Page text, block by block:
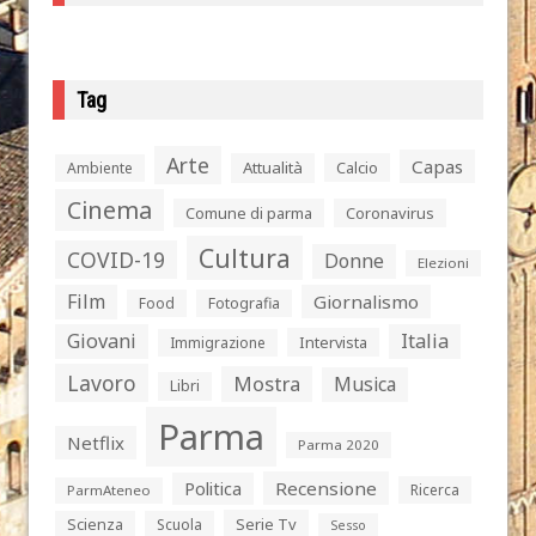
Tag
Ambiente Arte Attualità Calcio Capas
Cinema Comune di parma Coronavirus
COVID-19 Cultura Donne Elezioni
Film Food Fotografia Giornalismo
Giovani Immigrazione Intervista Italia
Lavoro Libri Mostra Musica
Netflix Parma Parma 2020
ParmAteneo Politica Recensione
Ricerca
Scienza
Scuola Serie Tv Sesso